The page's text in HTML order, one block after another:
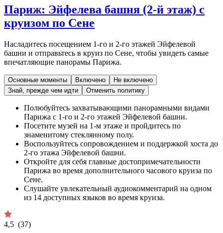
Париж: Эйфелева башня (2-й этаж) с
круизом по Сене
Насладитесь посещением 1-го и 2-го этажей Эйфелевой
башни и отправьтесь в круиз по Сене, чтобы увидеть самые
впечатляющие панорамы Парижа.
Основные моменты Включено
Не включено
Знай, прежде чем идти
Отменить политику
Полюбуйтесь захватывающими панорамными видами
Парижа с 1-го и 2-го этажей Эйфелевой башни.
Посетите музей на 1-м этаже и пройдитесь по
знаменитому стеклянному полу.
Воспользуйтесь сопровождением и поддержкой хоста до
2-го этажа Эйфелевой башни.
Откройте для себя главные достопримечательности
Парижа во время дополнительного часового круиза по
Сене.
Слушайте увлекательный аудиокомментарий на одном
из 14 доступных языков во время круиза.
4,5 (37)